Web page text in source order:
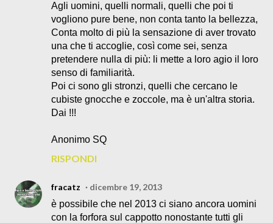
Agli uomini, quelli normali, quelli che poi ti
vogliono pure bene, non conta tanto la bellezza,
Conta molto di più la sensazione di aver trovato
una che ti accoglie, così come sei, senza
pretendere nulla di più: li mette a loro agio il loro
senso di familiarità.
Poi ci sono gli stronzi, quelli che cercano le
cubiste gnocche e zoccole, ma è un'altra storia.
Dai !!!
Anonimo SQ
RISPONDI
fracatz
dicembre 19, 2013
è possibile che nel 2013 ci siano ancora uomini
con la forfora sul cappotto nonostante tutti gli